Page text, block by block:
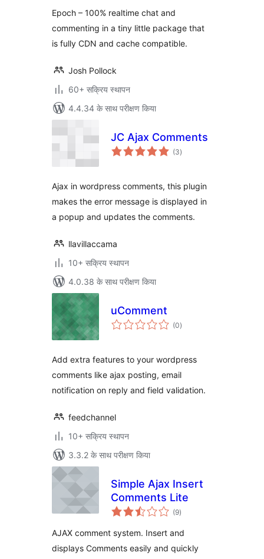
Epoch – 100% realtime chat and
commenting in a tiny little package that
is fully CDN and cache compatible.
Josh Pollock
60+ सक्रिय स्थापन
4.4.34 के साथ परीक्षण किया
JC Ajax Comments
(3कुल
दर)
Ajax in wordpress comments, this plugin
makes the error message is displayed in
a popup and updates the comments.
llavillaccama
10+ सक्रिय स्थापन
4.0.38 के साथ परीक्षण किया
uComment
(0कुल
दर)
Add extra features to your wordpress
comments like ajax posting, email
notification on reply and field validation.
feedchannel
10+ सक्रिय स्थापन
3.3.2 के साथ परीक्षण किया
Simple Ajax Insert
Comments Lite
(9कुल
दर)
AJAX comment system. Insert and
displays Comments easily and quickly